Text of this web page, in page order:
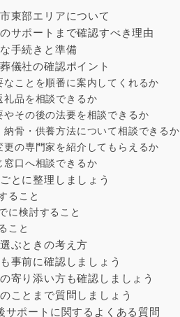
東部エリアについて
サポートまで確認すべき理由
手続きと準備
儀社の確認ポイント
なことを順番に案内してくれるか
礼品を相談できるか
やその後の法要を相談できるか
納骨・供養方法について相談できるか
更の専門家を紹介してもらえるか
窓口へ相談できるか
とに整理しましょう
ること
に検討すること
こと
ぶときの考え方
事前に確認しましょう
寄り添い方も確認しましょう
ことまで質問しましょう
サポートに関するよくある質問